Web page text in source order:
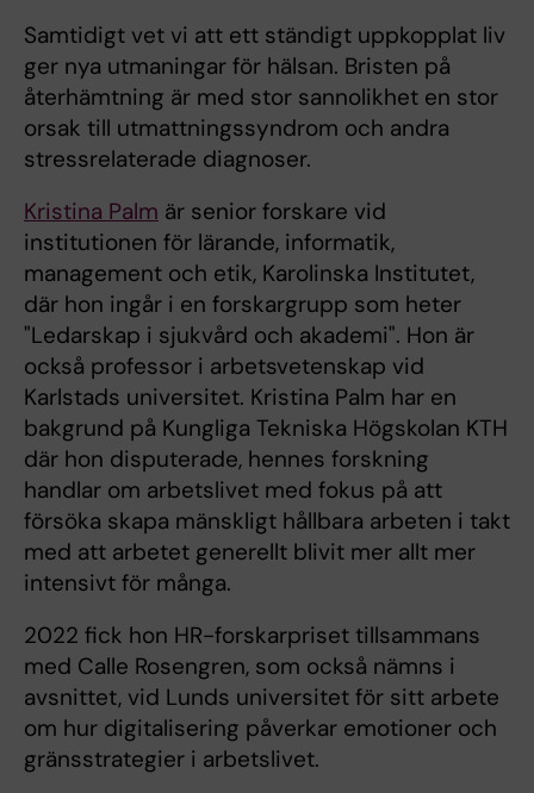
Samtidigt vet vi att ett ständigt uppkopplat liv
ger nya utmaningar för hälsan. Bristen på
återhämtning är med stor sannolikhet en stor
orsak till utmattningssyndrom och andra
stressrelaterade diagnoser.
Kristina Palm är senior forskare vid
institutionen för lärande, informatik,
management och etik, Karolinska Institutet,
där hon ingår i en forskargrupp som heter
"Ledarskap i sjukvård och akademi". Hon är
också professor i arbetsvetenskap vid
Karlstads universitet. Kristina Palm har en
bakgrund på Kungliga Tekniska Högskolan KTH
där hon disputerade, hennes forskning
handlar om arbetslivet med fokus på att
försöka skapa mänskligt hållbara arbeten i takt
med att arbetet generellt blivit mer allt mer
intensivt för många.
2022 fick hon HR-forskarpriset tillsammans
med Calle Rosengren, som också nämns i
avsnittet, vid Lunds universitet för sitt arbete
om hur digitalisering påverkar emotioner och
gränsstrategier i arbetslivet.